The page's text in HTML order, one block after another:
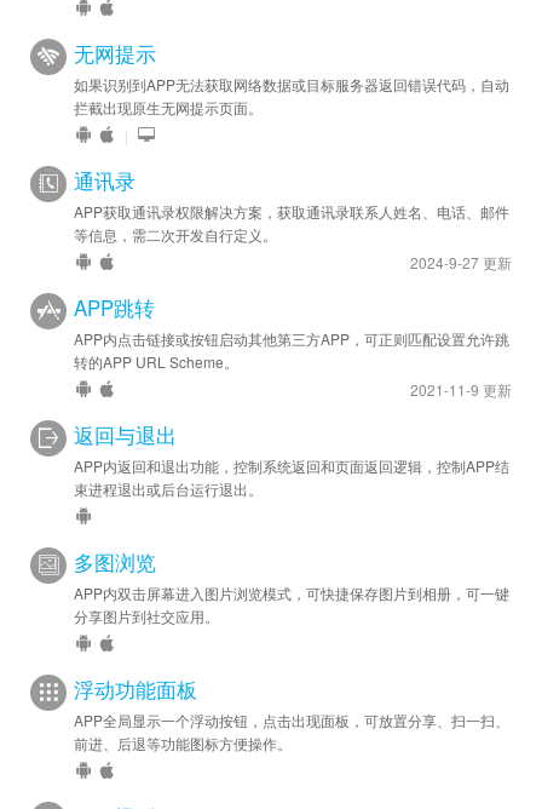
无网提示
如果识别到APP无法获取网络数据或目标服务器返回错误代码，自动
拦截出现原生无网提示页面。
|
通讯录
APP获取通讯录权限解决方案，获取通讯录联系人姓名、电话、邮件
等信息，需二次开发自行定义。
2024-9-27 更新
APP跳转
APP内点击链接或按钮启动其他第三方APP，可正则匹配设置允许跳
转的APP URL Scheme。
2021-11-9 更新
返回与退出
APP内返回和退出功能，控制系统返回和页面返回逻辑，控制APP结
束进程退出或后台运行退出。
多图浏览
APP内双击屏幕进入图片浏览模式，可快捷保存图片到相册，可一键
分享图片到社交应用。
浮动功能面板
APP全局显示一个浮动按钮，点击出现面板，可放置分享、扫一扫、
前进、后退等功能图标方便操作。